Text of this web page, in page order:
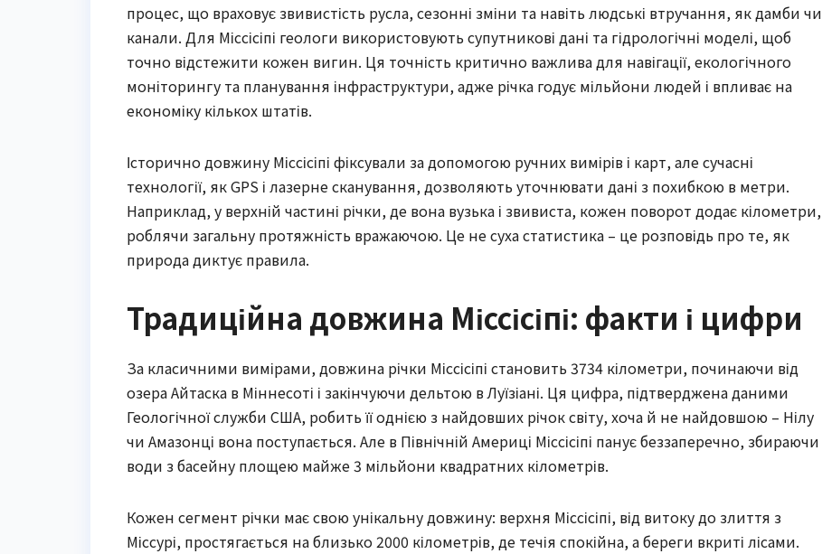
процес, що враховує звивистість русла, сезонні зміни та навіть людські втручання, як дамби чи
канали. Для Міссісіпі геологи використовують супутникові дані та гідрологічні моделі, щоб
точно відстежити кожен вигин. Ця точність критично важлива для навігації, екологічного
моніторингу та планування інфраструктури, адже річка годує мільйони людей і впливає на
економіку кількох штатів.
Історично довжину Міссісіпі фіксували за допомогою ручних вимірів і карт, але сучасні
технології, як GPS і лазерне сканування, дозволяють уточнювати дані з похибкою в метри.
Наприклад, у верхній частині річки, де вона вузька і звивиста, кожен поворот додає кілометри,
роблячи загальну протяжність вражаючою. Це не суха статистика – це розповідь про те, як
природа диктує правила.
Традиційна довжина Міссісіпі: факти і цифри
За класичними вимірами, довжина річки Міссісіпі становить 3734 кілометри, починаючи від
озера Айтаска в Міннесоті і закінчуючи дельтою в Луїзіані. Ця цифра, підтверджена даними
Геологічної служби США, робить її однією з найдовших річок світу, хоча й не найдовшою – Нілу
чи Амазонці вона поступається. Але в Північній Америці Міссісіпі панує беззаперечно, збираючи
води з басейну площею майже 3 мільйони квадратних кілометрів.
Кожен сегмент річки має свою унікальну довжину: верхня Міссісіпі, від витоку до злиття з
Міссурі, простягається на близько 2000 кілометрів, де течія спокійна, а береги вкриті лісами.